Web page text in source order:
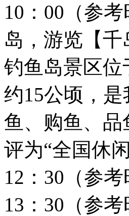
10：00（参
岛，游览【
钓鱼岛景区
约15公顷，
鱼、购鱼、
评为“全国休
12：30（参
13：30（参